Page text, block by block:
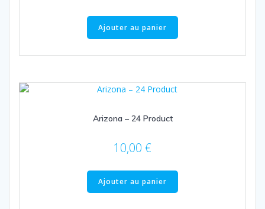
Ajouter au panier
Arizona – 24 Product
10,00 €
Ajouter au panier